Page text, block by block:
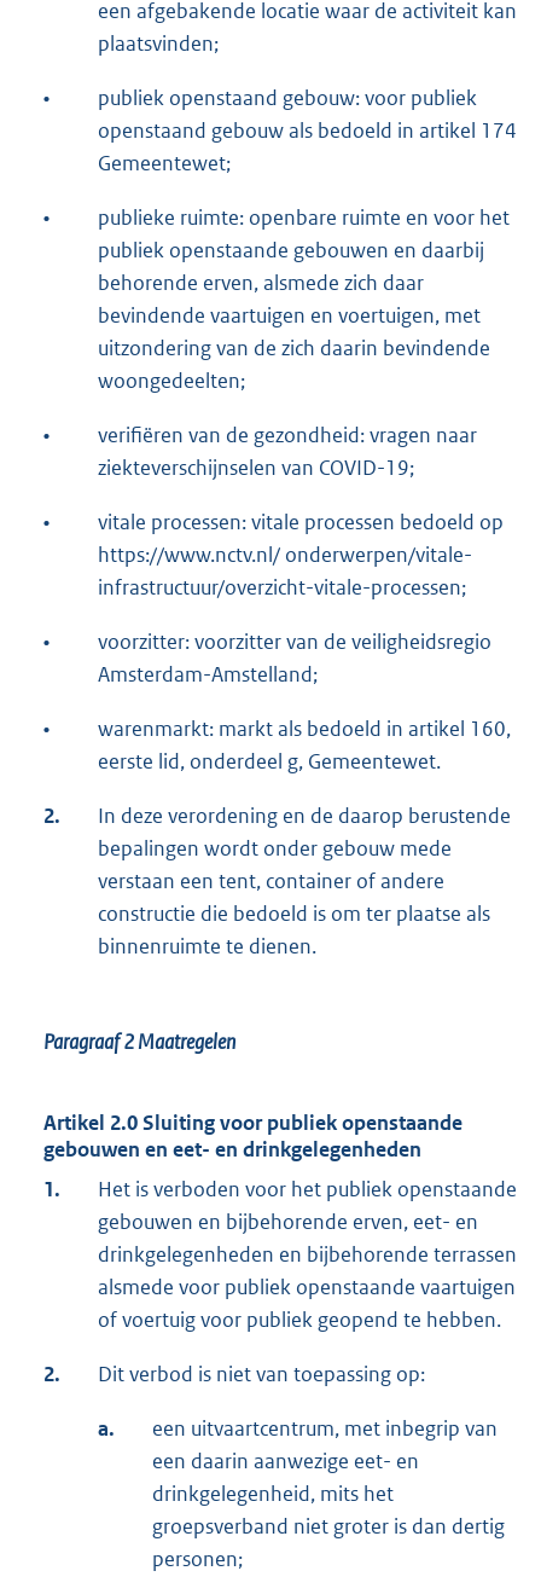
een afgebakende locatie waar de activiteit kan
plaatsvinden;
•
publiek openstaand gebouw: voor publiek
openstaand gebouw als bedoeld in artikel 174
Gemeentewet;
•
publieke ruimte: openbare ruimte en voor het
publiek openstaande gebouwen en daarbij
behorende erven, alsmede zich daar
bevindende vaartuigen en voertuigen, met
uitzondering van de zich daarin bevindende
woongedeelten;
•
verifiëren van de gezondheid: vragen naar
ziekteverschijnselen van COVID-19;
•
vitale processen: vitale processen bedoeld op
https://www.nctv.nl/ onderwerpen/vitale-
infrastructuur/overzicht-vitale-processen;
•
voorzitter: voorzitter van de veiligheidsregio
Amsterdam-Amstelland;
•
warenmarkt: markt als bedoeld in artikel 160,
eerste lid, onderdeel g, Gemeentewet.
2.
In deze verordening en de daarop berustende
bepalingen wordt onder gebouw mede
verstaan een tent, container of andere
constructie die bedoeld is om ter plaatse als
binnenruimte te dienen.
Paragraaf 2Maatregelen
Artikel 2.0 Sluiting voor publiek openstaande
gebouwen en eet- en drinkgelegenheden
1.
Het is verboden voor het publiek openstaande
gebouwen en bijbehorende erven, eet- en
drinkgelegenheden en bijbehorende terrassen
alsmede voor publiek openstaande vaartuigen
of voertuig voor publiek geopend te hebben.
2. Dit verbod is niet van toepassing op:
a.
een uitvaartcentrum, met inbegrip van
een daarin aanwezige eet- en
drinkgelegenheid, mits het
groepsverband niet groter is dan dertig
personen;